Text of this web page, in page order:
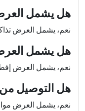
هل يشمل
نعم، يشمل العرض
هل يشمل
نعم، يشمل العرض
هل التوصيل
نعم، يشمل العرض